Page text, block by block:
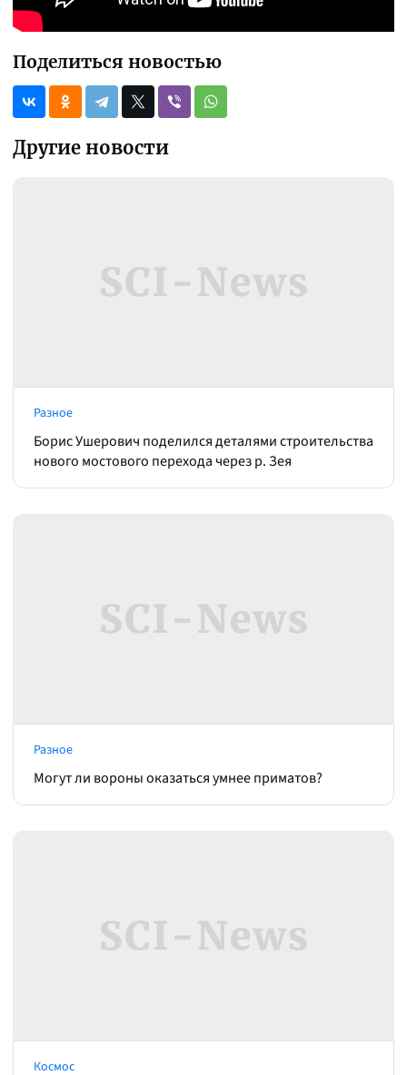
Поделиться новостью
Другие новости
Разное
Борис Ушерович поделился деталями строительства
нового мостового перехода через р. Зея
Разное
Могут ли вороны оказаться умнее приматов?
Космос